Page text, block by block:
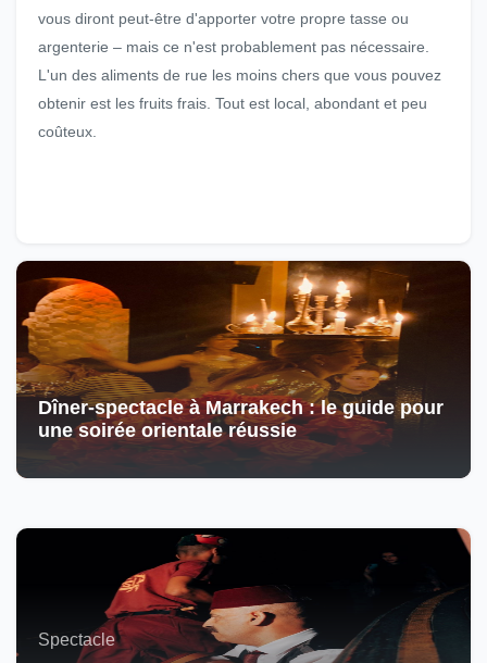
vous diront peut-être d'apporter votre propre tasse ou
argenterie – mais ce n'est probablement pas nécessaire.
L'un des aliments de rue les moins chers que vous pouvez
obtenir est les fruits frais. Tout est local, abondant et peu
coûteux.
Dîner-spectacle à Marrakech : le guide pour
une soirée orientale réussie
Spectacle